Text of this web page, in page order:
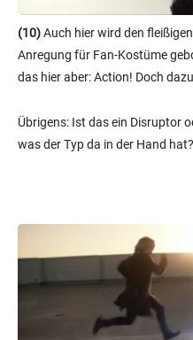
(10)Auch hier wird den
Anregung für Fan-Kostüme
das hier aber: Action! Doch
Übrigens: Ist das ein Disruptor
was der Typ da in der Hand hat?